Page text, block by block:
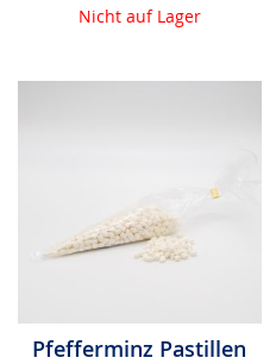
Nicht auf Lager
Pfefferminz Pastillen